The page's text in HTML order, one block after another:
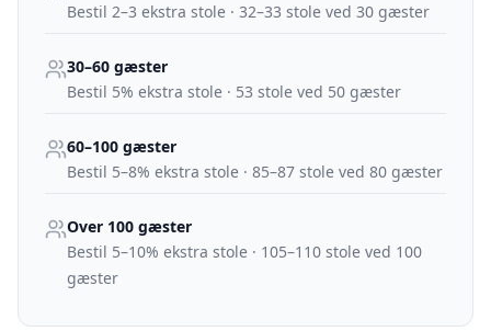
Bestil 2–3 ekstra stole · 32–33 stole ved 30 gæster
30–60 gæster
Bestil 5% ekstra stole · 53 stole ved 50 gæster
60–100 gæster
Bestil 5–8% ekstra stole · 85–87 stole ved 80 gæster
Over 100 gæster
Bestil 5–10% ekstra stole · 105–110 stole ved 100
gæster